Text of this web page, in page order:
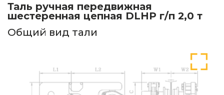
Таль ручная передвижная
шестеренная цепная DLHP г/п 2,0 т
Общий вид тали